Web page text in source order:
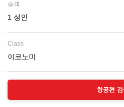
승객
1 성인
Class
이코노미
항공편 검